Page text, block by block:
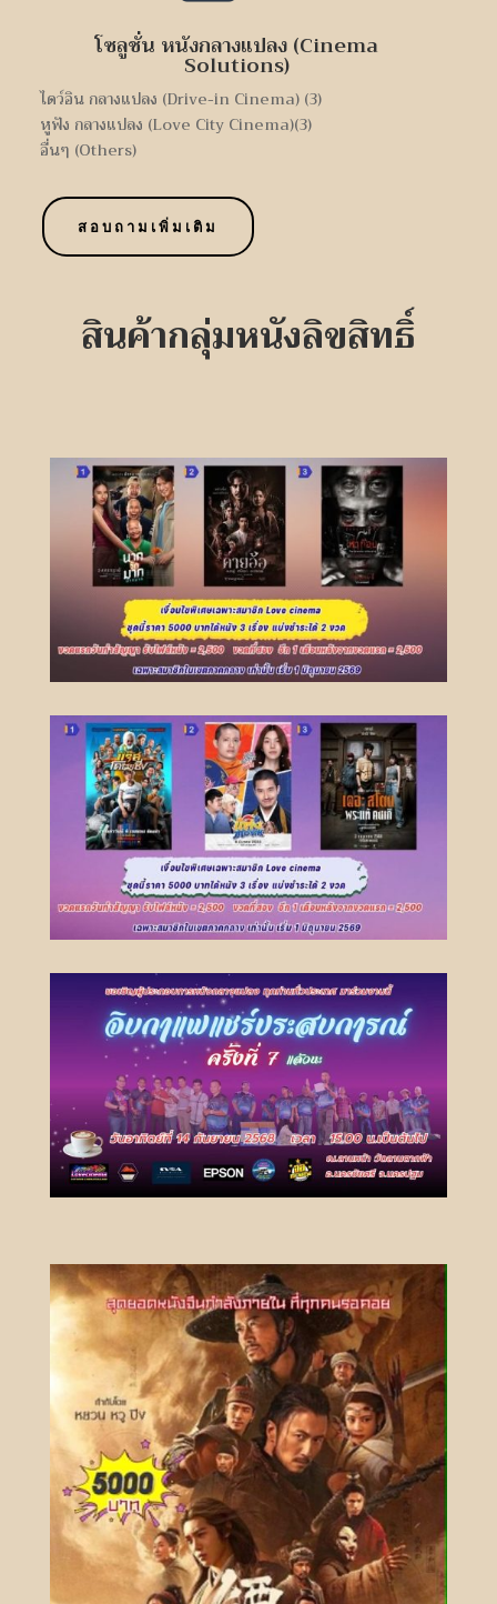
ไดว์อิน กลางแปลง (Drive-in Cinema) (3)
หูฟัง กลางแปลง (Love City Cinema)(3)
อื่นๆ (Others)